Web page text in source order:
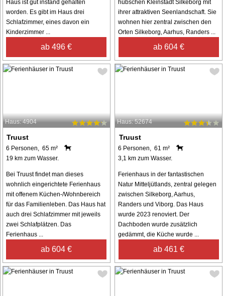
Haus ist gut instand gehalten
worden. Es gibt im Haus drei
Schlafzimmer, eines davon ein
Kinderzimmer ...
ab 496 €
hübschen Kleinstadt Silkeborg mit
ihrer attraktiven Seenlandschaft. Sie
wohnen hier zentral zwischen den
Orten Silkeborg, Aarhus, Randers ...
ab 604 €
Haus: 4904
Truust
6 Personen, 65 m²
19 km zum Wasser.
Bei Truust findet man dieses
wohnlich eingerichtete Ferienhaus
mit offenem Küchen-/Wohnbereich
für das Familienleben. Das Haus hat
auch drei Schlafzimmer mit jeweils
zwei Schlafplätzen. Das
Ferienhaus ...
ab 604 €
Haus: 52674
Truust
6 Personen, 61 m²
3,1 km zum Wasser.
Ferienhaus in der fantastischen
Natur Mitteljütlands, zentral gelegen
zwischen Silkeborg, Aarhus,
Randers und Viborg. Das Haus
wurde 2023 renoviert. Der
Dachboden wurde zusätzlich
gedämmt, die Küche wurde ...
ab 461 €